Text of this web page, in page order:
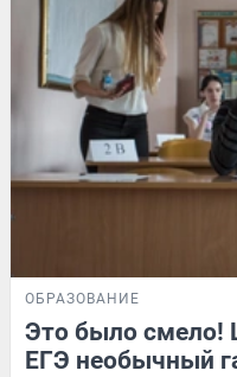
ОБРАЗОВАНИЕ
Это было смело!
ЕГЭ необычный